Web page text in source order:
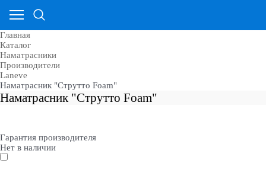
Главная
Каталог
Наматрасники
Производители
Laneve
Наматрасник "Струтто Foam"
Наматрасник "Струтто Foam"
Гарантия производителя
Нет в наличии